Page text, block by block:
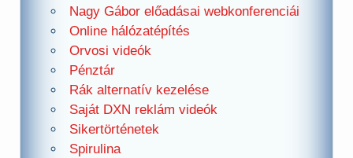
Nagy Gábor előadásai webkonferenciái
Online hálózatépítés
Orvosi videók
Pénztár
Rák alternatív kezelése
Saját DXN reklám videók
Sikertörténetek
Spirulina